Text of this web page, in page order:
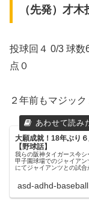
（先発）才木
投球回４ 0/3 球数
点０
２年前もマジック
大願成就！18年ぶり
【野球話】
我らの阪神タイガース今
甲子園球場でのジャイア
にてジャイアンツとの試合
asd-adhd-